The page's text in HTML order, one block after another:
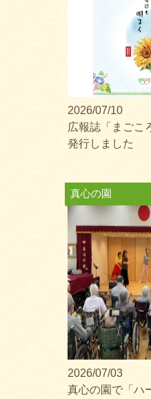
2026/07/10
広報誌「まごこ
発行しました
真心の園
2026/07/03
真心の園で「ハ